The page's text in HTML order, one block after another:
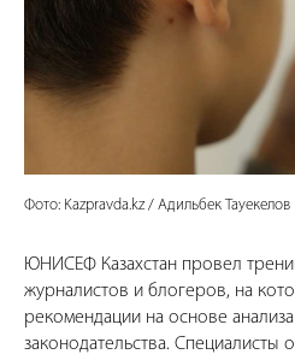
Фото: Kazpravda.kz / Адильбек Тауекелов
ЮНИСЕФ Казахстан провел
журналистов и блогеров, на
рекомендации на основе
законодательства. Специалисты